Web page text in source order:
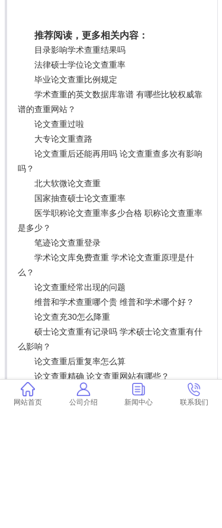
推荐阅读，更多相关内容：
目录影响学术查重结果吗
法律硕士学位论文查重率
毕业论文查重比例规定
学术查重的英文数据库靠谱 有哪些比较权威靠
谱的查重网站？
论文查重过啦
大专论文重查路
论文查重后还能再用吗 论文查重查多次有影响
吗？
北大软微论文查重
国家抽查硕士论文查重率
医学职称论文查重率多少合格 职称论文查重率
是多少？
笔迹论文查重登录
学术论文库免费查重 学术论文查重原理是什
么？
论文查重经常出现的问题
维普和学术查重哪个贵 维普和学术哪个好？
论文查充30怎么降重
硕士论文查重有记录吗 学术硕士论文查重有什
么影响？
论文查重后重复率怎么算
论文查重精确 论文查重网站有哪些？
论文查重 查得到网页新闻吗 论文查重能查出引
用新闻报道吗？
网站首页 公司介绍 新闻中心 联系我们